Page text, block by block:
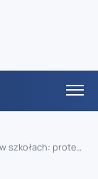
przeciw reformom i oszczędnościom